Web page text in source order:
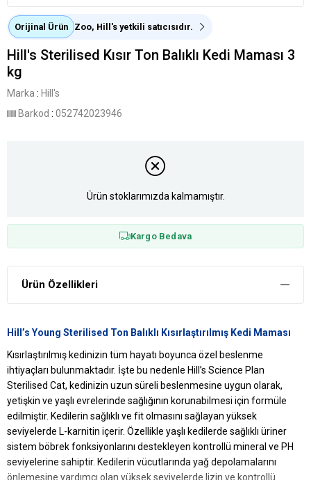
Orijinal Ürün Zoo, Hill's yetkili satıcısıdır.
Hill's Sterilised Kısır Ton Balıklı Kedi Maması 3
kg
Marka : Hill's
Barkod : 052742023946
Ürün stoklarımızda kalmamıştır.
Kargo Bedava
Ürün Özellikleri
Hill’s Young Sterilised Ton Balıklı Kısırlaştırılmış Kedi Maması
Kısırlaştırılmış kedinizin tüm hayatı boyunca özel beslenme
ihtiyaçları bulunmaktadır. İşte bu nedenle Hill’s Science Plan
Sterilised Cat, kedinizin uzun süreli beslenmesine uygun olarak,
yetişkin ve yaşlı evrelerinde sağlığının korunabilmesi için formüle
edilmiştir. Kedilerin sağlıklı ve fit olmasını sağlayan yüksek
seviyelerde L-karnitin içerir. Özellikle yaşlı kedilerde sağlıklı üriner
sistem böbrek fonksiyonlarını destekleyen kontrollü mineral ve PH
seviyelerine sahiptir. Kedilerin vücutlarında yağ depolamalarını
önlemesine yardımcı olan yüksek seviyelerde lizin ve kontrollü